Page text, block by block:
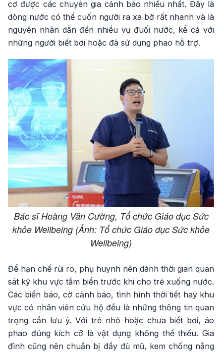
cơ được các chuyên gia cảnh báo nhiều nhất. Đây là
dòng nước có thể cuốn người ra xa bờ rất nhanh và là
nguyên nhân dẫn đến nhiều vụ đuối nước, kể cả với
những người biết bơi hoặc đã sử dụng phao hỗ trợ.
Bác sĩ Hoàng Văn Cường, Tổ chức Giáo dục Sức
khỏe Wellbeing (Ảnh: Tổ chức Giáo dục Sức khỏe
Wellbeing)
Để hạn chế rủi ro, phụ huynh nên dành thời gian quan
sát kỹ khu vực tắm biển trước khi cho trẻ xuống nước.
Các biển báo, cờ cảnh báo, tình hình thời tiết hay khu
vực có nhân viên cứu hộ đều là những thông tin quan
trọng cần lưu ý. Với trẻ nhỏ hoặc chưa biết bơi, áo
phao đúng kích cỡ là vật dụng không thể thiếu. Gia
đình cũng nên chuẩn bị đầy đủ mũ, kem chống nắng